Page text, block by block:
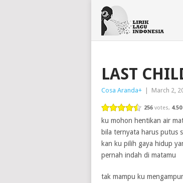
LAST
Cosa Aranda+ March 2,
256 votes, 4.50
ku mohon hentikan air
bila ternyata harus putus
kan ku pilih gaya hidup
pernah indah di matamu
tak mampu ku